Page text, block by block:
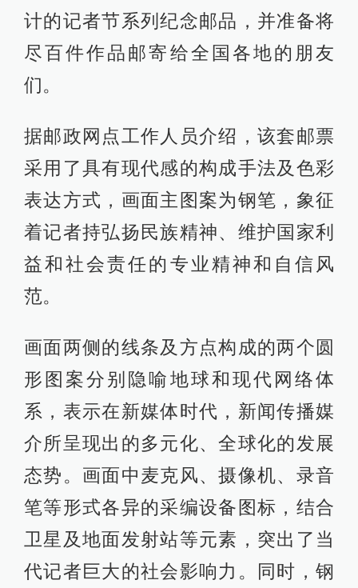
计的记者节系列纪念邮品，并准备将
尽百件作品邮寄给全国各地的朋友
们。
据邮政网点工作人员介绍，该套邮票
采用了具有现代感的构成手法及色彩
表达方式，画面主图案为钢笔，象征
着记者持弘扬民族精神、维护国家利
益和社会责任的专业精神和自信风
范。
画面两侧的线条及方点构成的两个圆
形图案分别隐喻地球和现代网络体
系，表示在新媒体时代，新闻传播媒
介所呈现出的多元化、全球化的发展
态势。画面中麦克风、摄像机、录音
笔等形式各异的采编设备图标，结合
卫星及地面发射站等元素，突出了当
代记者巨大的社会影响力。同时，钢